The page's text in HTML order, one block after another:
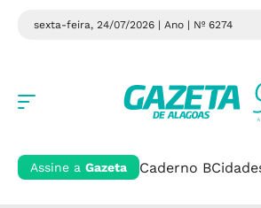
sexta-feira, 24/07/2026 | Ano | Nº 6274
Assine a Gazeta Caderno B